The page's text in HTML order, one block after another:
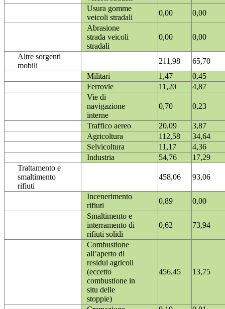
Usura gomme
veicoli stradali
0,00
0,00
Abrasione
strada veicoli
stradali
0,00 0,00
Altre sorgenti
mobili
211,98
65,70
Militari
1,47
0,45
Ferrovie
11,20
4,87
Vie di
navigazione
interne
0,70 0,23
Traffico aereo 20,09
3,87
Agricoltura
112,58
34,64
Selvicoltura
11,17
4,36
Industria
54,76
17,29
Trattamento e
smaltimento
rifiuti
458,06 93,06
Incenerimento
rifiuti
0,89
0,00
Smaltimento e
interramento di
rifiuti solidi
0,62 73,94
Combustione
all’aperto di
residui agricoli
(eccetto
combustione in
situ delle
stoppie)
456,45 13,75